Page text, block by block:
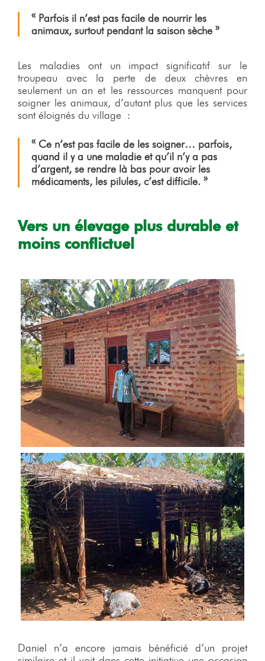
« Parfois il n’est pas facile de nourrir les
animaux, surtout pendant la saison sèche »
Les maladies ont un impact significatif sur le
troupeau avec la perte de deux chèvres en
seulement un an et les ressources manquent pour
soigner les animaux, d’autant plus que les services
sont éloignés du village :
« Ce n’est pas facile de les soigner… parfois,
quand il y a une maladie et qu’il n’y a pas
d’argent, se rendre là bas pour avoir les
médicaments, les pilules, c’est difficile. »
Vers un élevage plus durable et
moins conflictuel
Daniel n’a encore jamais bénéficié d’un projet